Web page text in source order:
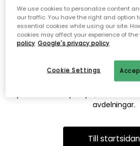
Vi hittar tyvärr
söker
Detta kan bero på att sidan inte
flyttats. Vi ber om ursäkt för
prova att söka på nytt, eller besöka
avdelningar.
Till startsidan
We use cookies to personalize content
our traffic. You have the right and option
essential cookies while using our site.
cookies may affect your experience of the
policy Google's privacy policy
Cookie Settings